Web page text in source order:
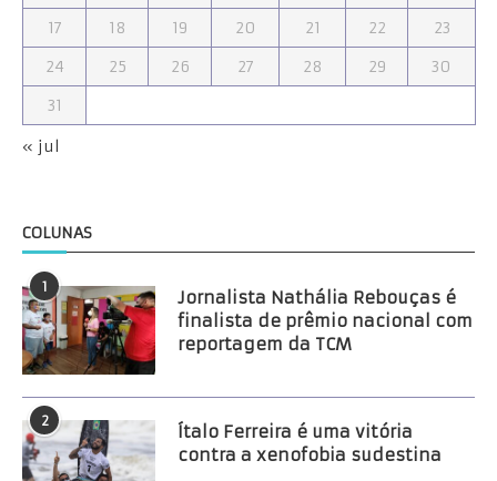
17
18 19 20 21 22
23
24
25 26 27 28 29
30
31
« jul
COLUNAS
1
Jornalista Nathália Rebouças é
finalista de prêmio nacional com
reportagem da TCM
2
Ítalo Ferreira é uma vitória
contra a xenofobia sudestina